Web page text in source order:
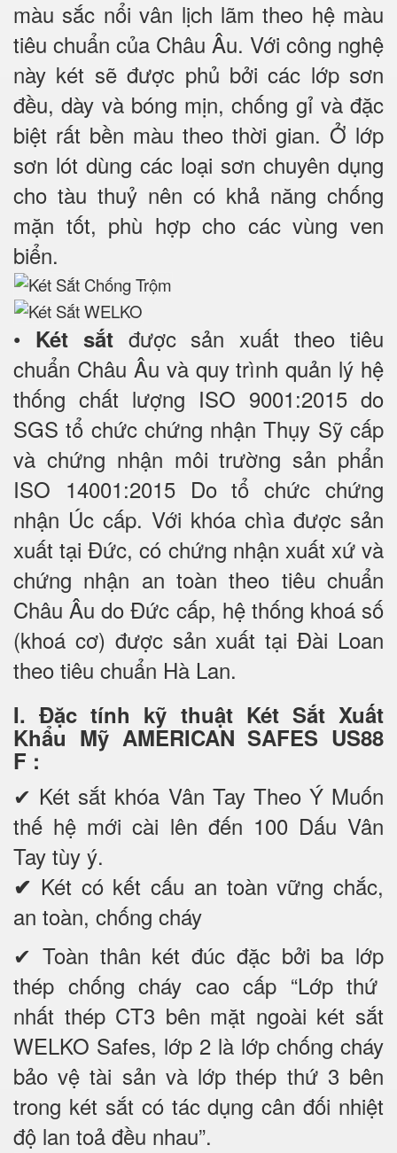
màu sắc nổi vân lịch lãm theo hệ màu
tiêu chuẩn của Châu Âu. Với công nghệ
này két sẽ được phủ bởi các lớp sơn
đều, dày và bóng mịn, chống gỉ và đặc
biệt rất bền màu theo thời gian. Ở lớp
sơn lót dùng các loại sơn chuyên dụng
cho tàu thuỷ nên có khả năng chống
mặn tốt, phù hợp cho các vùng ven
biển.
• Két sắtđược sản xuất theo tiêu
chuẩn Châu Âu và quy trình quản lý hệ
thống chất lượng ISO 9001:2015 do
SGS tổ chức chứng nhận Thụy Sỹ cấp
và chứng nhận môi trường sản phẩn
ISO 14001:2015 Do tổ chức chứng
nhận Úc cấp. Với khóa chìa được sản
xuất tại Đức, có chứng nhận xuất xứ và
chứng nhận an toàn theo tiêu chuẩn
Châu Âu do Đức cấp, hệ thống khoá số
(khoá cơ) được sản xuất tại Đài Loan
theo tiêu chuẩn Hà Lan.
I. Đặc tính kỹ thuật Két Sắt Xuất
Khẩu Mỹ AMERICAN SAFES US88
F :
✔ Két sắt khóa Vân Tay Theo Ý Muốn
thế hệ mới cài lên đến 100 Dấu Vân
Tay tùy ý.
✔ Két có kết cấu an toàn vững chắc,
an toàn, chống cháy
✔ Toàn thân két đúc đặc bởi ba lớp
thép chống cháy cao cấp “Lớp thứ
nhất thép CT3 bên mặt ngoài két sắt
WELKO Safes, lớp 2 là lớp chống cháy
bảo vệ tài sản và lớp thép thứ 3 bên
trong két sắt có tác dụng cân đối nhiệt
độ lan toả đều nhau”.